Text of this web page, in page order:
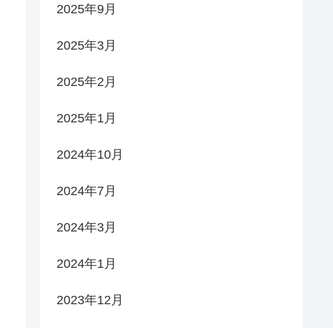
2025年9月
2025年3月
2025年2月
2025年1月
2024年10月
2024年7月
2024年3月
2024年1月
2023年12月